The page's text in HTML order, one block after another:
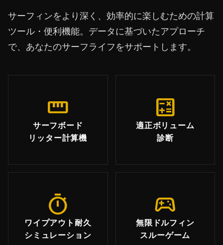
サーフィンをより深く、効率的に楽しむための計算
ツール・便利機能。データに基づいたアプローチ
で、あなたのサーフライフをサポートします。
straighten
サーフボード
リッター計算機
calculate
適正ボリューム
診断
timer
ワイプアウト耐久
シミュレーション
sports_esports
無限ドルフィン
スルーゲーム